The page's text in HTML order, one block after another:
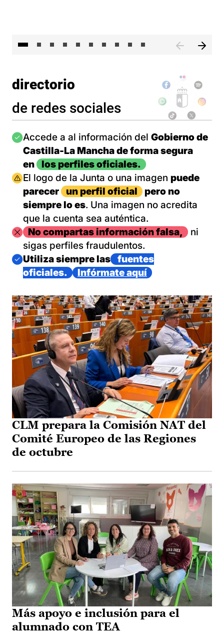
directorio
de redes sociales
Imagen
Accede a al información del Gobierno de
Castilla-La Mancha de forma segura
en
los perfiles oficiales.
Imagen
El logo de la Junta o una imagen puede
parecer
un perfil oficial
pero no
siempre lo es. Una imagen no acredita
que la cuenta sea auténtica.
ImagenNo compartas información falsa,
ni
sigas perfiles fraudulentos.
Imagen
Utiliza siempre las
fuentes
oficiales.
Infórmate aquí
CLM prepara la Comisión NAT del
Comité Europeo de las Regiones
de octubre
Más apoyo e inclusión para el
alumnado con TEA